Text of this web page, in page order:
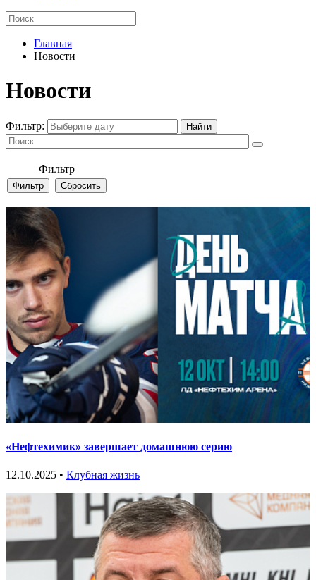
Главная
Новости
Новости
Фильтр:
Фильтр
«Нефтехимик» завершает домашнюю серию
12.10.2025 • Клубная жизнь